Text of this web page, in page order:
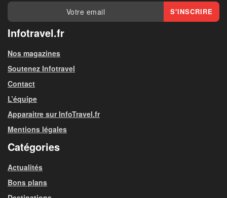
Infotravel.fr
Nos magazines
Soutenez Infotravel
Contact
L’équipe
Apparaitre sur InfoTravel.fr
Mentions légales
Catégories
Actualités
Bons plans